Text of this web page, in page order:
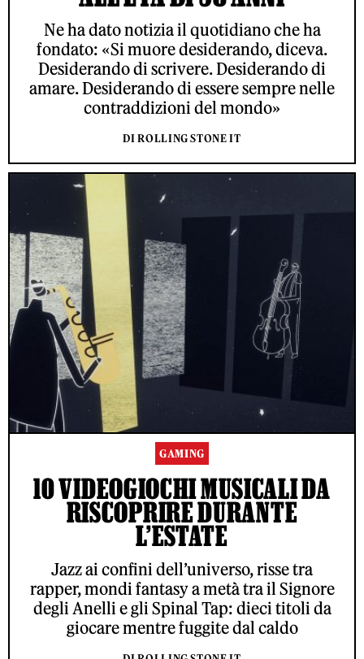
Ne ha dato notizia il quotidiano che ha
fondato: «Si muore desiderando, diceva.
Desiderando di scrivere. Desiderando di
amare. Desiderando di essere sempre nelle
contraddizioni del mondo»
DI ROLLING STONE IT
GAMING
10 VIDEOGIOCHI MUSICALI DA
RISCOPRIRE DURANTE
L’ESTATE
Jazz ai confini dell’universo, risse tra
rapper, mondi fantasy a metà tra il Signore
degli Anelli e gli Spinal Tap: dieci titoli da
giocare mentre fuggite dal caldo